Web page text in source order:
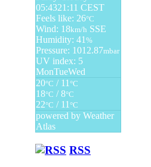
05:4321:11 CEST
Feels like: 26°C
Wind: 18km/h SSE
Humidity: 41%
Pressure: 1012.87mbar
UV index: 5
MonTueWed
20°C / 11°C
18°C / 8°C
22°C / 11°C
powered by Weather
Atlas
RSS